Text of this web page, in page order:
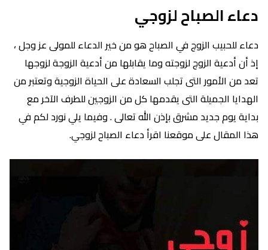
دعاء الصباح لزوجي
دعاء للحبيب الزوج في الصباح هو من خير الدعاء للمولى عز وجل ،
إذ أن أدعية الزوج لزوجته وما يقابلها من أدعية الزوجة لزوجها
تعد من الأمور التى تجلب السعادة على الحياة الزوجية وتعتبر من
الهدايا الجميلة التى يقدمها كل من الزوجين للطرف الآخر مع
بداية يوم جديد مشرق بإذن الله تعالى . وفيما يلي نورد لكم في
هذا المقال على موقعنا اقرأ دعاء الصباح لزوجي.